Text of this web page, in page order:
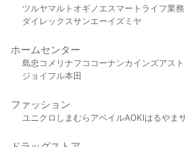
ツルヤマルト オギノ エスマート ライフ業
ダイレックスサンエーイズミヤ
ホームセンター
島忠 コメリ ナフコ コーナンカインズアス
ジョイフル本田
ファッション
ユニクロ しまむら アベイルAOKIはるやま